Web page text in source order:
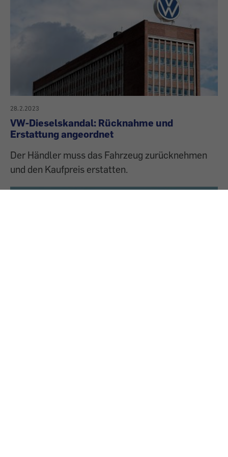
28.2.2023
VW-Dieselskandal: Rücknahme und
Erstattung angeordnet
Der Händler muss das Fahrzeug zurücknehmen
und den Kaufpreis erstatten.